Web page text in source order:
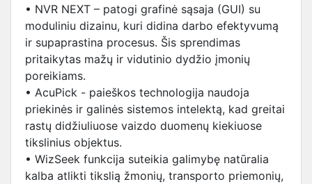
• NVR NEXT – patogi grafinė sąsaja (GUI) su
moduliniu dizainu, kuri didina darbo efektyvumą
ir supaprastina procesus. Šis sprendimas
pritaikytas mažų ir vidutinio dydžio įmonių
poreikiams.
• AcuPick - paieškos technologija naudoja
priekinės ir galinės sistemos intelektą, kad greitai
rastų didžiuliuose vaizdo duomenų kiekiuose
tikslinius objektus.
• WizSeek funkcija suteikia galimybę natūralia
kalba atlikti tikslią žmonių, transporto priemonių,